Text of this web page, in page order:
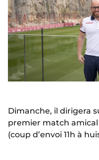
Dimanche, il dirigera
premier match amical
(coup d’envoi 11h à